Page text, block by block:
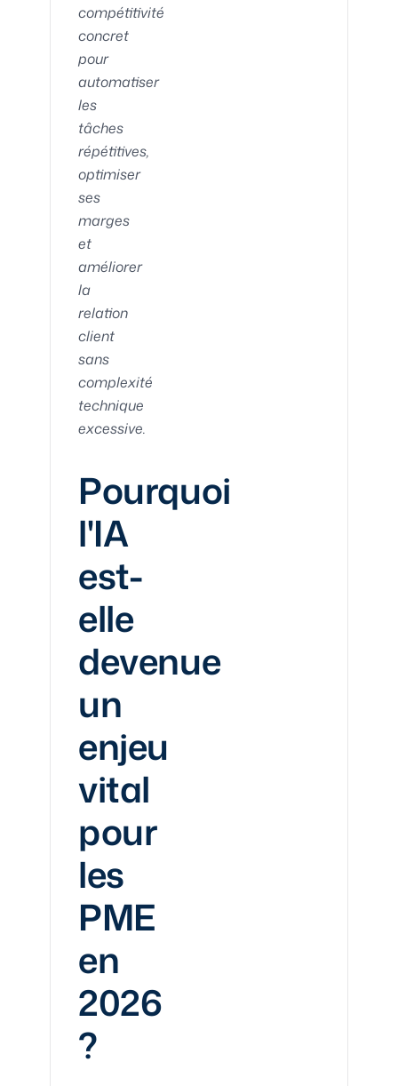
compétitivité
concret
pour
automatiser
les
tâches
répétitives,
optimiser
ses
marges
et
améliorer
la
relation
client
sans
complexité
technique
excessive.
Pourquoi
l'IA
est-
elle
devenue
un
enjeu
vital
pour
les
PME
en
2026
?